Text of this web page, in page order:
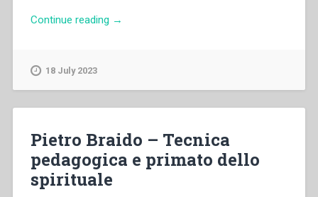
Continue reading “Pietro
→
18 July 2023
Pietro Braido – Tecnica
pedagogica e primato dello
spirituale